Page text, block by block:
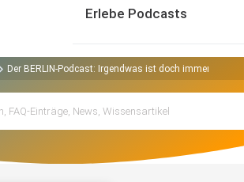
Erlebe Podcasts
Der BERLIN-Podcast: Irgendwas ist doch immer! (iidi)